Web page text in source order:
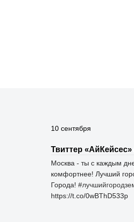
10 сентября
Москва - ты с каждым
комфортнее! Лучший
Города!
https://t.co/0wBThD533p